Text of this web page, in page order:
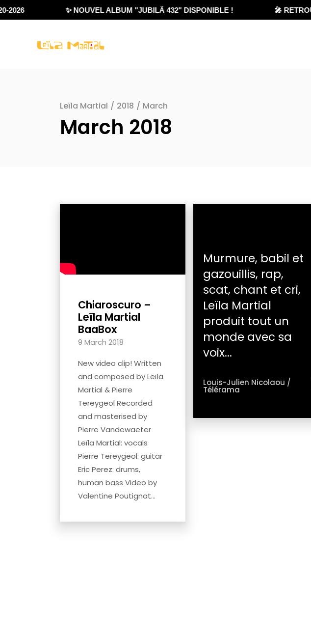
✨ NOUVEL ALBUM "JUBILÄ 432" DISPONIBLE ! 🎤
Leïla Martial / 2018 / March
March 2018
Chiaroscuro –
Leïla Martial
BaaBox
9 March 2018
New video clip! Written
and composed by Leïla
Martial & Pierre
Tereygeol Recorded
and masterised by
Pierre Vandewaeter
Leïla Martial: vocals
Pierre Tereygeol: guitar
Eric Perez: drums,
human bass Video by
Valentine Poutignat...
Murmure, babil et
gazouillis, rap,
scat, chant et cri,
Leïla Martial
produit tout un
monde avec sa
voix...
Louis-Julien Nicolaou /
Télérama